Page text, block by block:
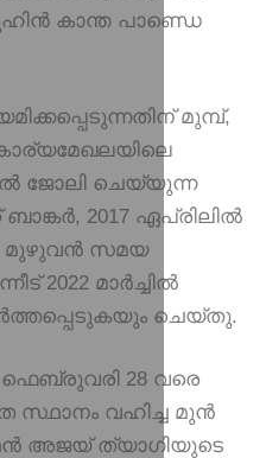
കാന്ത പാണ്ഡെ
മുമ്പ്,
ജോലി ചെയ്യുന്ന
2017 ഏപ്രിലിൽ
മുഴുവൻ സമയ
2022 മാർച്ചിൽ
ചെയ്തു.
ഫെബ്രുവരി 28 വരെ
സ്ഥാനം വഹിച്ച മുൻ
ത്യാഗിയുടെ